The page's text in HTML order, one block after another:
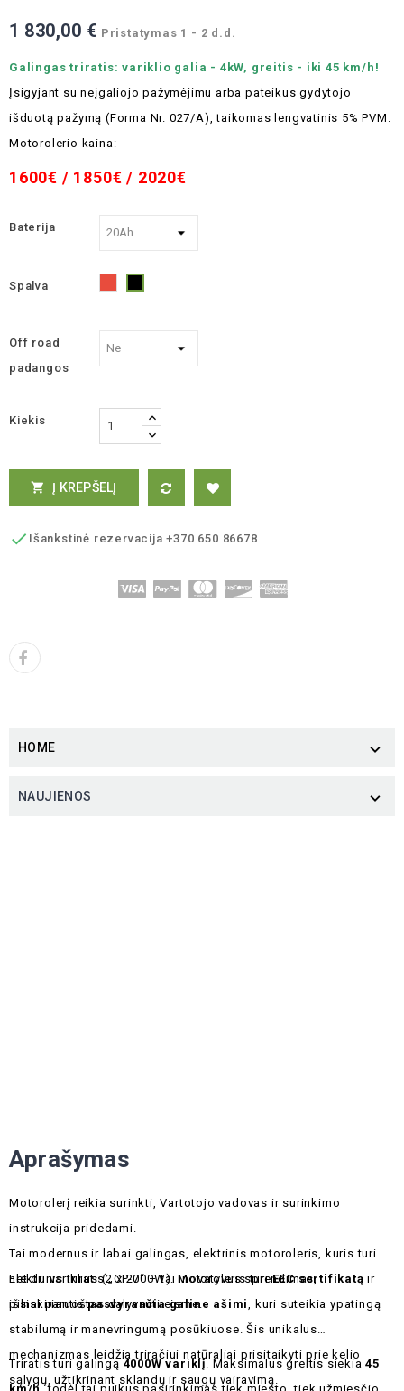
1 830,00 € Pristatymas 1 - 2 d.d.
Galingas triratis: variklio galia - 4kW, greitis - iki 45 km/h!
Įsigyjant su neįgaliojo pažymėjimu arba pateikus gydytojo
išduotą pažymą (Forma Nr. 027/A), taikomas lengvatinis 5% PVM.
Motorolerio kaina:
1600€ / 1850€ / 2020€
Baterija
Spalva
Off road
padangos
Kiekis
 Į KREPŠELĮ
 Išankstinė rezervacija +370 650 86678
HOME 
NAUJIENOS 
Aprašymas
Motorolerį reikia surinkti, Vartotojo vadovas ir surinkimo
instrukcija pridedami.
Tai modernus ir labai galingas, elektrinis motoroleris, kuris turi
net du variklius (2 x 2000W). Motoroleris turiEEC sertifikatą ir
pilnai paruoštas dalyvauti eisme.
Elektrinis triratis „CP-7“ – tai inovatyvus sprendimas,
išsiskiriantispasvyrančia galine ašimi
, kuri suteikia ypatingą
stabilumą ir manevringumą posūkiuose. Šis unikalus
mechanizmas leidžia triračiui natūraliai prisitaikyti prie kelio
sąlygų, užtikrinant sklandų ir saugų vairavimą.
Triratis turi galingą 4000W variklį . Maksimalus greitis siekia45